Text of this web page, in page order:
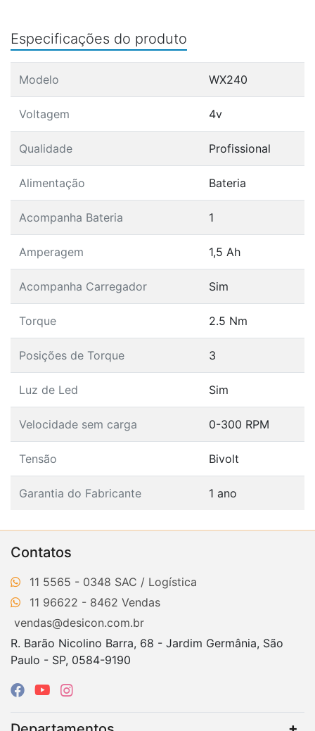
Especificações do produto
Modelo WX240
Voltagem 4v
Qualidade Profissional
Alimentação Bateria
Acompanha Bateria 1
Amperagem 1,5 Ah
Acompanha Carregador Sim
Torque 2.5 Nm
Posições de Torque 3
Luz de Led Sim
Velocidade sem carga 0-300 RPM
Tensão Bivolt
Garantia do Fabricante 1 ano
Contatos
11 5565 - 0348
11 96622 - 8462
vendas@desicon.com.br
R. Barão Nicolino Barra, 68 - Jardim Germânia, São
Paulo - SP, 0584-9190